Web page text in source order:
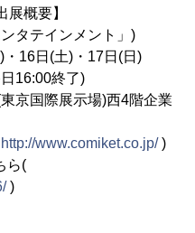
展概要】
タテインメント」)
16日(土)・17日(日)
16:00終了)
国際展示場)西4階企業
http://www.comiket.co.jp/)
ら(
)